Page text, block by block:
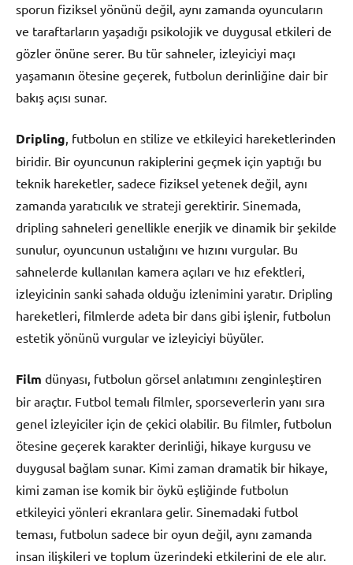
sporun fiziksel yönünü değil, aynı zamanda oyuncuların
ve taraftarların yaşadığı psikolojik ve duygusal etkileri de
gözler önüne serer. Bu tür sahneler, izleyiciyi maçı
yaşamanın ötesine geçerek, futbolun derinliğine dair bir
bakış açısı sunar.
Dripling, futbolun en stilize ve etkileyici hareketlerinden
biridir. Bir oyuncunun rakiplerini geçmek için yaptığı bu
teknik hareketler, sadece fiziksel yetenek değil, aynı
zamanda yaratıcılık ve strateji gerektirir. Sinemada,
dripling sahneleri genellikle enerjik ve dinamik bir şekilde
sunulur, oyuncunun ustalığını ve hızını vurgular. Bu
sahnelerde kullanılan kamera açıları ve hız efektleri,
izleyicinin sanki sahada olduğu izlenimini yaratır. Dripling
hareketleri, filmlerde adeta bir dans gibi işlenir, futbolun
estetik yönünü vurgular ve izleyiciyi büyüler.
Film dünyası, futbolun görsel anlatımını zenginleştiren
bir araçtır. Futbol temalı filmler, sporseverlerin yanı sıra
genel izleyiciler için de çekici olabilir. Bu filmler, futbolun
ötesine geçerek karakter derinliği, hikaye kurgusu ve
duygusal bağlam sunar. Kimi zaman dramatik bir hikaye,
kimi zaman ise komik bir öykü eşliğinde futbolun
etkileyici yönleri ekranlara gelir. Sinemadaki futbol
teması, futbolun sadece bir oyun değil, aynı zamanda
insan ilişkileri ve toplum üzerindeki etkilerini de ele alır.